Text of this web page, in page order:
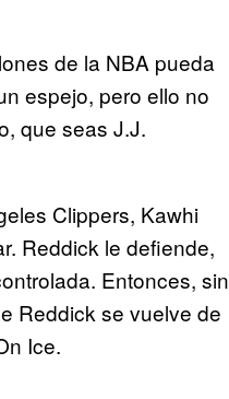
de la NBA pueda
espejo, pero ello no
que seas J.J.
Clippers, Kawhi
Reddick le defiende,
Entonces, sin
Reddick se vuelve de
Ice.